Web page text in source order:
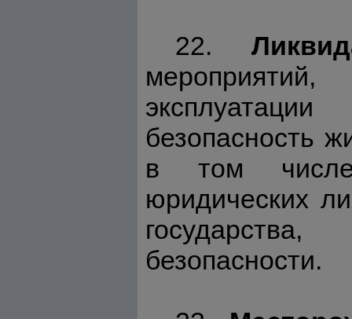
22.
безопасность
в том числе
юридических
безопасности.